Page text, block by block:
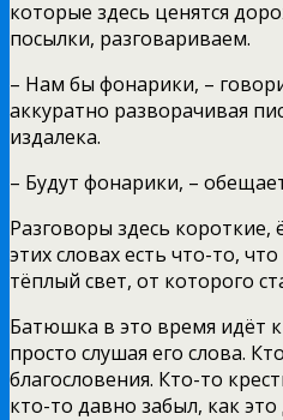
которые здесь ценятся
посылки, разговариваем.
– Нам бы фонарики, –
аккуратно разворачивая
издалека.
– Будут фонарики, –
Разговоры здесь
этих словах есть что-то,
тёплый свет, от которого
Батюшка в это время идёт
просто слушая его слова.
благословения. Кто-то
кто-то давно забыл, как